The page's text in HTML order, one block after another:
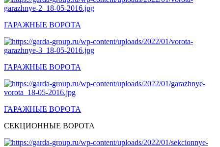
ГАРАЖНЫЕ ВОРОТА
ГАРАЖНЫЕ ВОРОТА
ГАРАЖНЫЕ ВОРОТА
СЕКЦИОННЫЕ ВОРОТА